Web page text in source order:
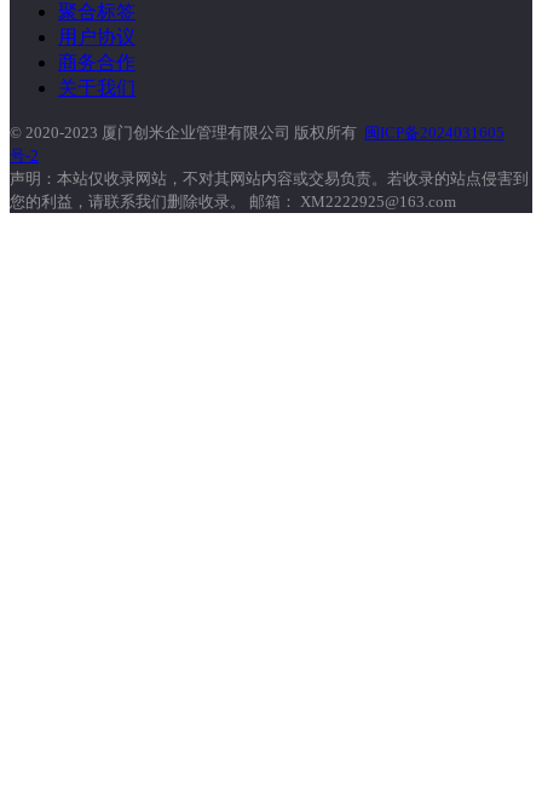
聚合标签
用户协议
商务合作
关于我们
© 2020-2023 厦门创米企业管理有限公司 版权所有 闽ICP备2024031605
号-2
声明：本站仅收录网站，不对其网站内容或交易负责。若收录的站点侵害到
您的利益，请联系我们删除收录。 邮箱： XM2222925@163.com